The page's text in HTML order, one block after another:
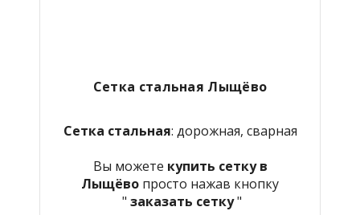
Сетка стальная Лыщёво
Сетка стальная: дорожная, сварная
Вы можете купить сетку в
Лыщёво просто нажав кнопку
" заказать сетку"